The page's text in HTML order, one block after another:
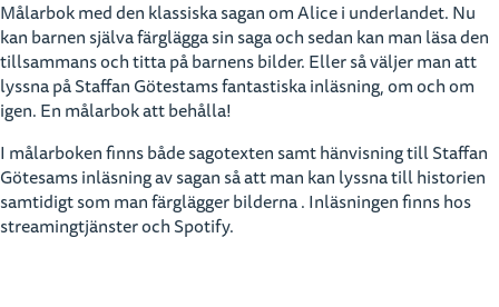
Målarbok med den klassiska sagan om Alice i underlandet. Nu
kan barnen själva färglägga sin saga och sedan kan man läsa den
tillsammans och titta på barnens bilder. Eller så väljer man att
lyssna på Staffan Götestams fantastiska inläsning, om och om
igen. En målarbok att behålla!
I målarboken finns både sagotexten samt hänvisning till Staffan
Götesams inläsning av sagan så att man kan lyssna till historien
samtidigt som man färglägger bilderna . Inläsningen finns hos
streamingtjänster och Spotify.